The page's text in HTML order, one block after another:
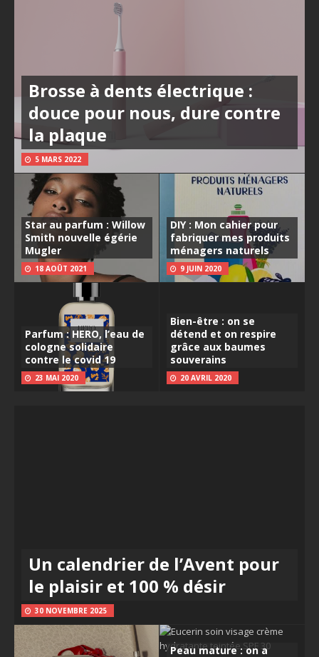
Brosse à dents électrique :
douce pour nous, dure contre
la plaque
5 MARS 2022
Star au parfum : Willow
Smith nouvelle égérie
Mugler
18 AOÛT 2021
DIY : Mon cahier pour
fabriquer mes produits
ménagers naturels
9 JUIN 2020
Parfum : HERO, l’eau de
cologne solidaire
contre le covid 19
23 MAI 2020
Bien-être : on se
détend et on respire
grâce aux baumes
souverains
20 AVRIL 2020
Un calendrier de l’Avent pour
le plaisir et 100 % désir
30 NOVEMBRE 2025
Peau mature : on a